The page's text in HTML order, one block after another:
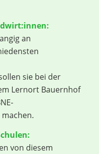
an
sie bei der
Lernort Bauernhof
von diesem